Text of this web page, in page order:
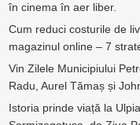
în cinema în aer liber.
Cum reduci costurile de
magazinul online – 7
Vin Zilele Municipiului
Radu, Aurel Tămaș și
Istoria prinde viață la